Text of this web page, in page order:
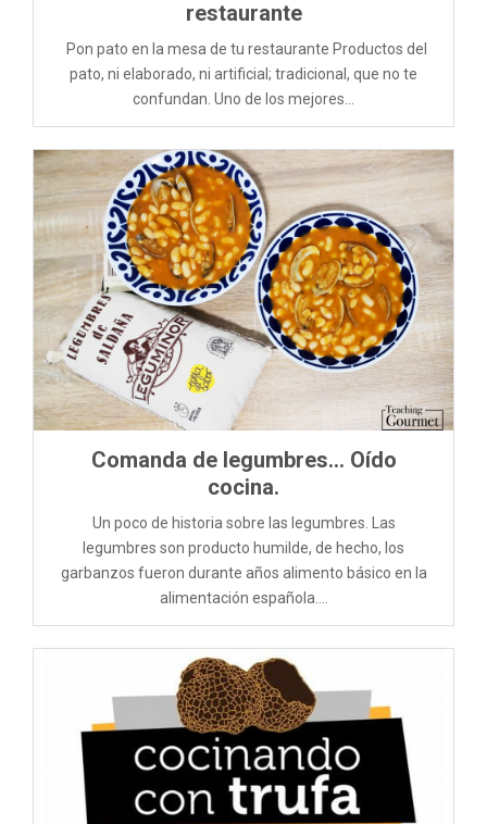
restaurante
Pon pato en la mesa de tu restaurante Productos del
pato, ni elaborado, ni artificial; tradicional, que no te
confundan. Uno de los mejores...
Comanda de legumbres… Oído
cocina.
Un poco de historia sobre las legumbres. Las
legumbres son producto humilde, de hecho, los
garbanzos fueron durante años alimento básico en la
alimentación española....